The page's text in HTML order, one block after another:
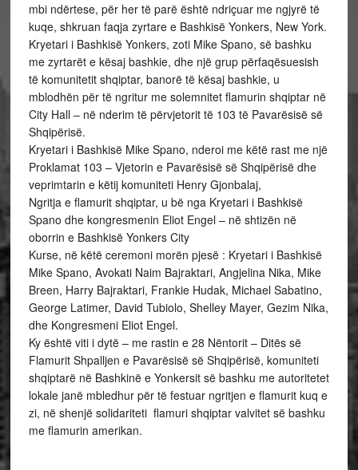
mbi ndërtese, për her të parë është ndriçuar me ngjyrë të
kuqe, shkruan faqja zyrtare e Bashkisë Yonkers, New York.
Kryetari i Bashkisë Yonkers, zoti Mike Spano, së bashku
me zyrtarët e kësaj bashkie, dhe një grup përfaqësuesish
të komunitetit shqiptar, banorë të kësaj bashkie, u
mblodhën për të ngritur me solemnitet flamurin shqiptar në
City Hall – në nderim të përvjetorit të 103 të Pavarësisë së
Shqipërisë.
Kryetari i Bashkisë Mike Spano, nderoi me këtë rast me një
Proklamat 103 – Vjetorin e Pavarësisë së Shqipërisë dhe
veprimtarin e këtij komuniteti Henry Gjonbalaj,
Ngritja e flamurit shqiptar, u bë nga Kryetari i Bashkisë
Spano dhe kongresmenin Eliot Engel – në shtizën në
oborrin e Bashkisë Yonkers City
Kurse, në këtë ceremoni morën pjesë : Kryetari i Bashkisë
Mike Spano, Avokati Naim Bajraktari, Angjelina Nika, Mike
Breen, Harry Bajraktari, Frankie Hudak, Michael Sabatino,
George Latimer, David Tubiolo, Shelley Mayer, Gezim Nika,
dhe Kongresmeni Eliot Engel.
Ky është viti i dytë – me rastin e 28 Nëntorit – Ditës së
Flamurit Shpalljen e Pavarësisë së Shqipërisë, komuniteti
shqiptarë në Bashkinë e Yonkersit së bashku me autoritetet
lokale janë mbledhur për të festuar ngritjen e flamurit kuq e
zi, në shenjë solidariteti flamuri shqiptar valvitet së bashku
me flamurin amerikan.